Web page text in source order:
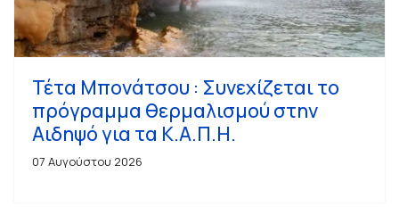
Τέτα Μπονάτσου : Συνεχίζεται το
πρόγραμμα θερμαλισμού στην
Αιδηψό για τα Κ.Α.Π.Η.
07 Αυγούστου 2026